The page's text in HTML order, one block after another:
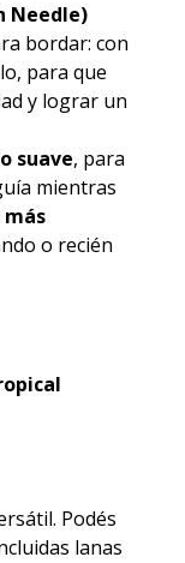
Needle)
bordar: con
para que
y lograr un
suave, para
mientras
más
o recién
Podés
lanas